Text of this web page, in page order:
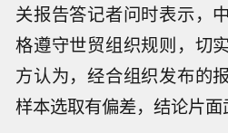
关报告答记者问时表示，
格遵守世贸组织规则，切
方认为，经合组织发布的
样本选取有偏差，结论片面